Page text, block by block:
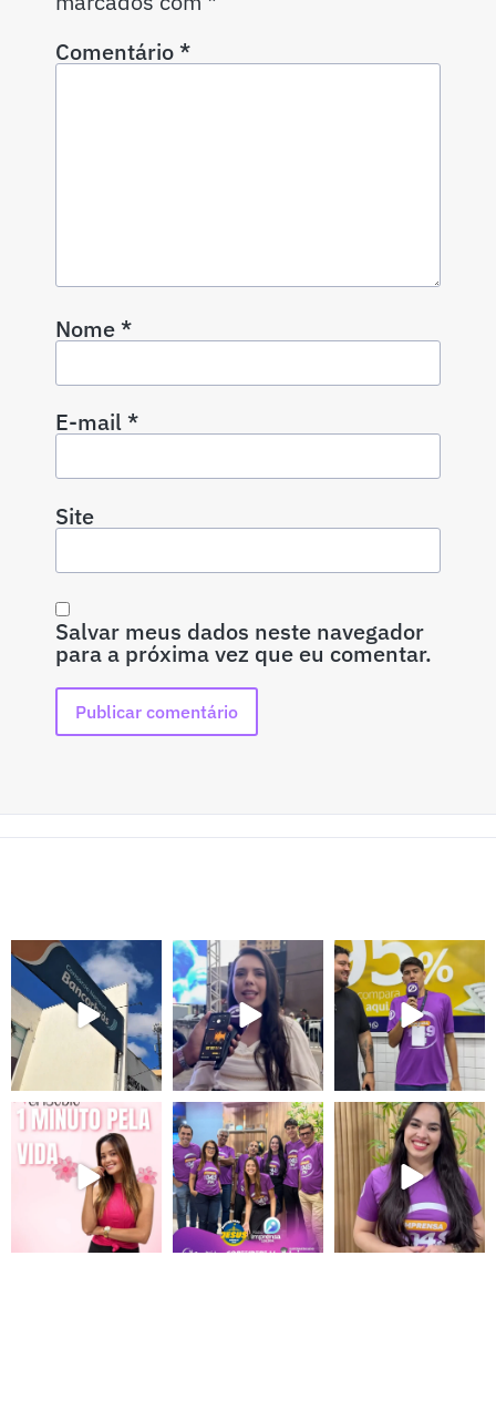
Comentário*
Nome*
E-mail*
Site
Salvar meus dados neste navegador
para a próxima vez que eu comentar.